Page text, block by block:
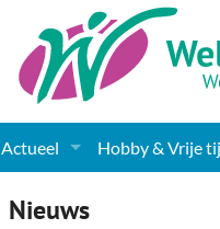
Actueel
Nieuws
Hobby & Vrije
Nieuws